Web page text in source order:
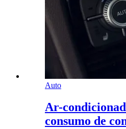
Auto
Ar-
consumo de